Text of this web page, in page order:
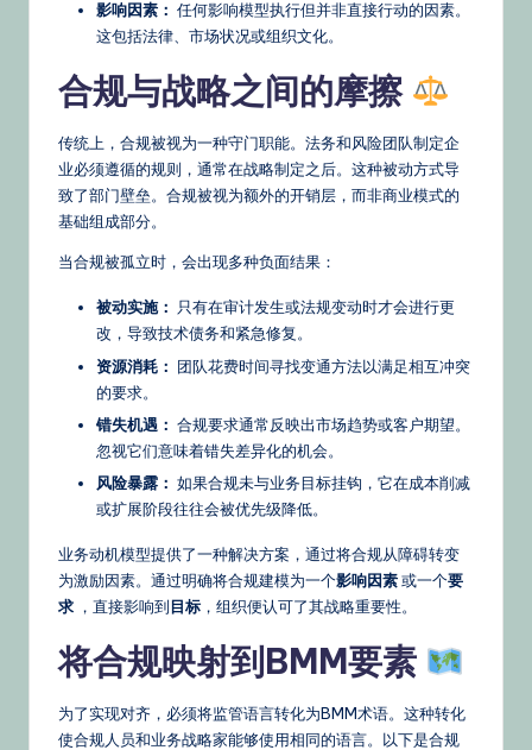
影响因素： 任何影响模型执行但并非直接行动的因素。
这包括法律、市场状况或组织文化。
合规与战略之间的摩擦
传统上，合规被视为一种守门职能。法务和风险团队制定企
业必须遵循的规则，通常在战略制定之后。这种被动方式导
致了部门壁垒。合规被视为额外的开销层，而非商业模式的
基础组成部分。
当合规被孤立时，会出现多种负面结果：
被动实施： 只有在审计发生或法规变动时才会进行更
改，导致技术债务和紧急修复。
资源消耗： 团队花费时间寻找变通方法以满足相互冲突
的要求。
错失机遇： 合规要求通常反映出市场趋势或客户期望。
忽视它们意味着错失差异化的机会。
风险暴露： 如果合规未与业务目标挂钩，它在成本削减
或扩展阶段往往会被优先级降低。
业务动机模型提供了一种解决方案，通过将合规从障碍转变
为激励因素。通过明确将合规建模为一个影响因素或一个要
求 ，直接影响到目标 ，组织便认可了其战略重要性。
将合规映射到BMM要素
为了实现对齐，必须将监管语言转化为BMM术语。这种转化
使合规人员和业务战略家能够使用相同的语言。以下是合规